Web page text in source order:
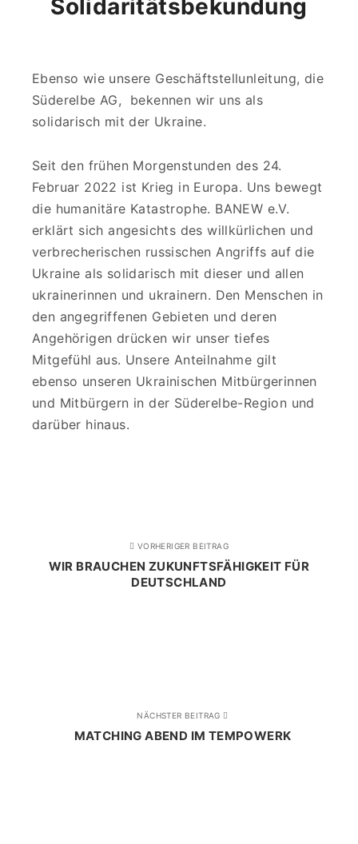
Solidaritätsbekundung
Ebenso wie unsere Geschäftstellunleitung, die
Süderelbe AG, bekennen wir uns als
solidarisch mit der Ukraine.
Seit den frühen Morgenstunden des 24.
Februar 2022 ist Krieg in Europa. Uns bewegt
die humanitäre Katastrophe. BANEW e.V.
erklärt sich angesichts des willkürlichen und
verbrecherischen russischen Angriffs auf die
Ukraine als solidarisch mit dieser und allen
ukrainerinnen und ukrainern. Den Menschen in
den angegriffenen Gebieten und deren
Angehörigen drücken wir unser tiefes
Mitgefühl aus. Unsere Anteilnahme gilt
ebenso unseren Ukrainischen Mitbürgerinnen
und Mitbürgern in der Süderelbe-Region und
darüber hinaus.
VORHERIGER BEITRAG
WIR BRAUCHEN ZUKUNFTSFÄHIGKEIT FÜR
DEUTSCHLAND
NÄCHSTER BEITRAG
MATCHING ABEND IM TEMPOWERK